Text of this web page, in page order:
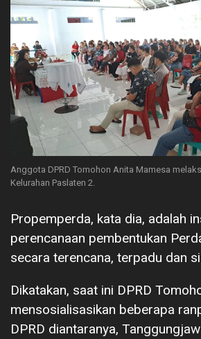
Anggota DPRD Tomohon Anita Mamesa
Kelurahan Paslaten 2.
Propemperda, kata dia, adalah
perencanaan pembentukan
secara terencana, terpadu dan
Dikatakan, saat ini DPRD
mensosialisasikan beberapa
DPRD diantaranya,